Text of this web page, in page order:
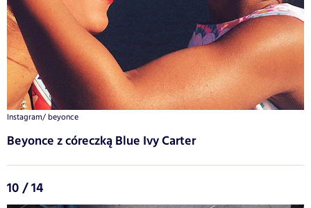
Instagram/ beyonce
Beyonce z córeczką Blue Ivy Carter
10 / 14